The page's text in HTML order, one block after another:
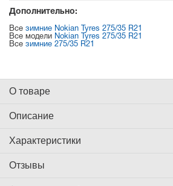
Дополнительно:
Все зимние Nokian Tyres 275/35 R21
Все модели Nokian Tyres 275/35 R21
Все зимние 275/35 R21
О товаре
Описание
Характеристики
Отзывы